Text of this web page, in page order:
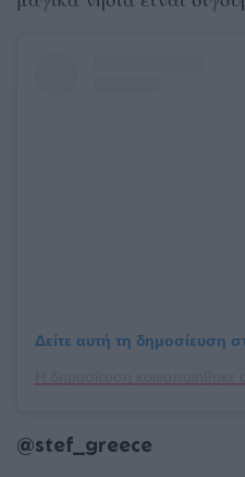
Δείτε αυτή τη δημοσίευση
@stef_greece